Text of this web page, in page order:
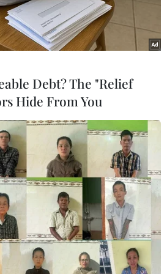
(Nguồn: edudemic.com)
phủ trên toàn thế giới yêu
thông tin của người sử
tra tội phạm ngày càng
các chương trình thu thập
Debt? The "Relief
Hide From You